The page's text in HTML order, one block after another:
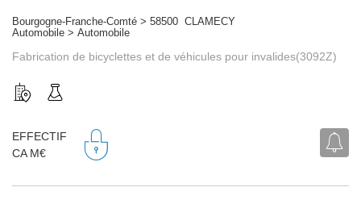
Bourgogne-Franche-Comté > 58500 CLAMECY
Automobile > Automobile
Fabrication de bicyclettes et de véhicules pour invalides(3092Z)
EFFECTIF
CA M€